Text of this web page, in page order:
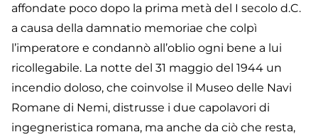
affondate poco dopo la prima metà del I secolo d.C.
a causa della damnatio memoriae che colpì
l’imperatore e condannò all’oblio ogni bene a lui
ricollegabile. La notte del 31 maggio del 1944 un
incendio doloso, che coinvolse il Museo delle Navi
Romane di Nemi, distrusse i due capolavori di
ingegneristica romana, ma anche da ciò che resta,